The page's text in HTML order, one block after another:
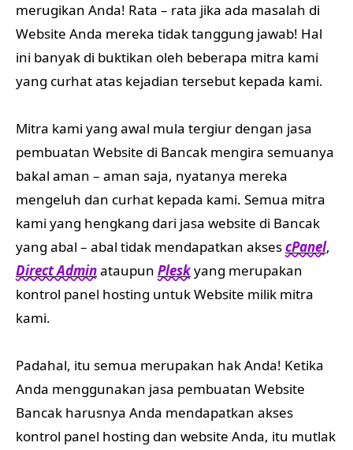
merugikan Anda! Rata – rata jika ada masalah di
Website Anda mereka tidak tanggung jawab! Hal
ini banyak di buktikan oleh beberapa mitra kami
yang curhat atas kejadian tersebut kepada kami.
Mitra kami yang awal mula tergiur dengan jasa
pembuatan Website di Bancak mengira semuanya
bakal aman – aman saja, nyatanya mereka
mengeluh dan curhat kepada kami. Semua mitra
kami yang hengkang dari jasa website di Bancak
yang abal – abal tidak mendapatkan aksescPanel,
Direct Adminataupun Pleskyang merupakan
kontrol panel hosting untuk Website milik mitra
kami.
Padahal, itu semua merupakan hak Anda! Ketika
Anda menggunakan jasa pembuatan Website
Bancak harusnya Anda mendapatkan akses
kontrol panel hosting dan website Anda, itu mutlak